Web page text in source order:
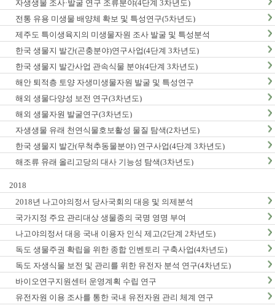
자생생물 조사·발굴 연구 조류분야(4단계 3차년도)
전통 유용 미생물 배양체 확보 및 특성연구(5차년도)
제주도 특이생육지의 미생물자원 조사 발굴 및 특성분석
한국 생물지 발간(곤충분야)연구사업(4단계 3차년도)
한국 생물지 발간사업 관속식물 분야(4단계 3차년도)
해안 퇴적층 토양 자생미생물자원 발굴 및 특성연구
해외 생물다양성 보전 연구(3차년도)
해외 생물자원 발굴연구(3차년도)
자생생물 유래 천연식물호보활성 물질 탐색(2차년도)
한국 생물지 발간(무척추동물분야) 연구사업(4단계 3차년도)
해조류 유래 올리고당의 대사 기능성 탐색(3차년도)
2018
2018년 나고야의정서 당사국회의 대응 및 의제분석
국가지정 주요 관리대상 생물종의 국명 영명 부여
나고야의정서 대응 국내 이용자 인식 제고(2단계 2차년도)
독도 생물주권 확립을 위한 종합 인벤토리 구축사업(4차년도)
독도 자생식물 보전 및 관리를 위한 유전자 분석 연구(4차년도)
바이오연구지원센터 운영계획 수립 연구
유전자원 이용 조사를 통한 국내 유전자원 관리 체계 연구